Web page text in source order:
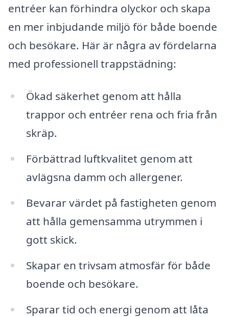
entréer kan förhindra olyckor och skapa
en mer inbjudande miljö för både boende
och besökare. Här är några av fördelarna
med professionell trappstädning:
Ökad säkerhet genom att hålla
trappor och entréer rena och fria från
skräp.
Förbättrad luftkvalitet genom att
avlägsna damm och allergener.
Bevarar värdet på fastigheten genom
att hålla gemensamma utrymmen i
gott skick.
Skapar en trivsam atmosfär för både
boende och besökare.
Sparar tid och energi genom att låta